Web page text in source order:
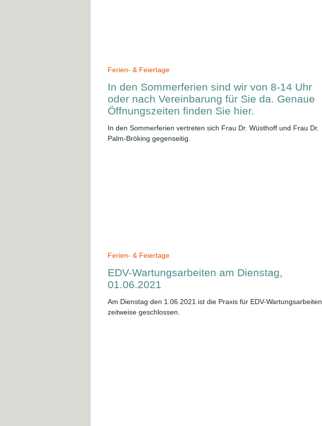
In den Sommerferien sind wir von 8-14 Uhr
oder nach Vereinbarung für Sie da. Genaue
Öffnungszeiten finden Sie hier.
In den Sommerferien vertreten sich Frau Dr. Wüsthoff und Frau Dr.
Palm-Bröking gegenseitig.
Ferien- & Feiertage
EDV-Wartungsarbeiten am Dienstag,
01.06.2021
Am Dienstag den 1.06.2021 ist die Praxis für EDV-Wartungsarbeiten
zeitweise geschlossen.
Ferien- & Feiertage